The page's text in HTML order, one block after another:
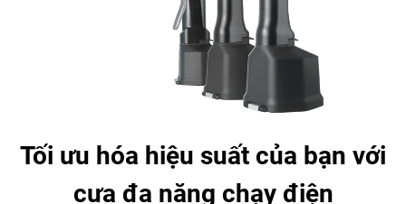
Tối ưu hóa hiệu suất của bạn với
cưa đa năng chạy điện